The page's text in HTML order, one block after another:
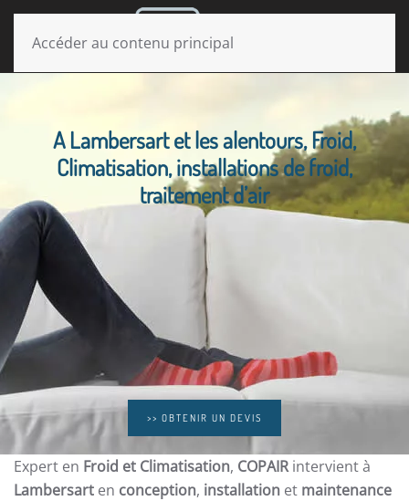
Accéder au contenu principal
A Lambersart et les alentours, Froid,
Climatisation, installations de froid,
traitement d’air
>> OBTENIR UN DEVIS
Expert en Froid et Climatisation, COPAIRintervient à
Lambersart en conception, installation et maintenance